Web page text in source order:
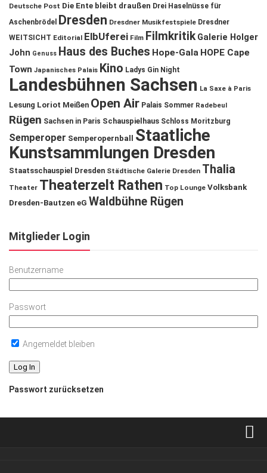
Deutsche Post Die Ente bleibt draußen Drei Haselnüsse für
Aschenbrödel Dresden Dresdner Musikfestspiele Dresdner
WEITSICHT Editorial ElbUferei Film Filmkritik Galerie Holger
John Genuss Haus des Buches Hope-Gala HOPE Cape
Town Japanisches Palais Kino Ladys Gin Night
Landesbühnen Sachsen La Saxe à Paris
Lesung Loriot Meißen Open Air Palais Sommer Radebeul
Rügen Sachsen in Paris Schauspielhaus Schloss Moritzburg
Semperoper Semperopernball
Staatliche
Kunstsammlungen Dresden
Staatsschauspiel Dresden Städtische Galerie Dresden Thalia
Theater Theaterzelt Rathen Top Lounge Volksbank
Dresden-Bautzen eG Waldbühne Rügen
Mitglieder Login
Benutzername
Passwort
Angemeldet bleiben
Passwort zurücksetzen